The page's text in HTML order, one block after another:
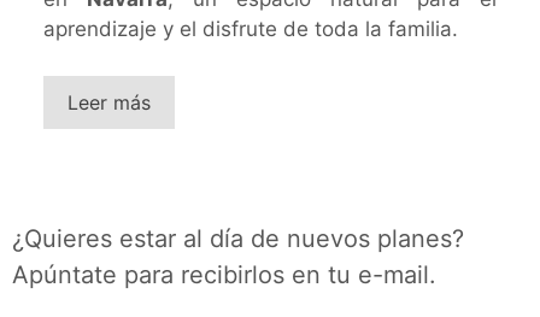
aprendizaje y el disfrute de toda la familia.
Leer más
¿Quieres estar al día de nuevos planes?
Apúntate para recibirlos en tu e-mail.